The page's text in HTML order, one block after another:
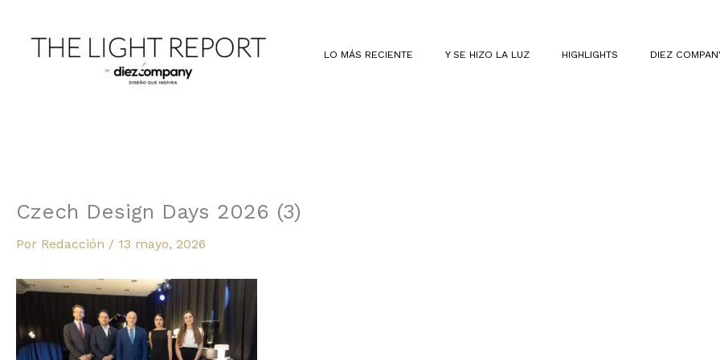
contenido
LO MÁS RECIENTE Y SE HIZO LA LUZ HIGHLIGHTS DIEZ
Czech Design Days 2026 (3)
Por Redacción / 13 mayo, 2026